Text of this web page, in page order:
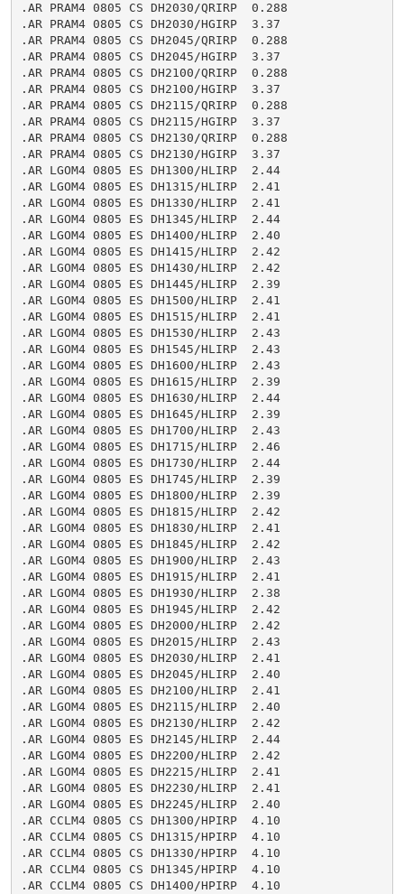
.AR PRAM4 0805 CS DH2030/QRIRP  0.288
.AR PRAM4 0805 CS DH2030/HGIRP  3.37
.AR PRAM4 0805 CS DH2045/QRIRP  0.288
.AR PRAM4 0805 CS DH2045/HGIRP  3.37
.AR PRAM4 0805 CS DH2100/QRIRP  0.288
.AR PRAM4 0805 CS DH2100/HGIRP  3.37
.AR PRAM4 0805 CS DH2115/QRIRP  0.288
.AR PRAM4 0805 CS DH2115/HGIRP  3.37
.AR PRAM4 0805 CS DH2130/QRIRP  0.288
.AR PRAM4 0805 CS DH2130/HGIRP  3.37
.AR LGOM4 0805 ES DH1300/HLIRP  2.44
.AR LGOM4 0805 ES DH1315/HLIRP  2.41
.AR LGOM4 0805 ES DH1330/HLIRP  2.41
.AR LGOM4 0805 ES DH1345/HLIRP  2.44
.AR LGOM4 0805 ES DH1400/HLIRP  2.40
.AR LGOM4 0805 ES DH1415/HLIRP  2.42
.AR LGOM4 0805 ES DH1430/HLIRP  2.42
.AR LGOM4 0805 ES DH1445/HLIRP  2.39
.AR LGOM4 0805 ES DH1500/HLIRP  2.41
.AR LGOM4 0805 ES DH1515/HLIRP  2.41
.AR LGOM4 0805 ES DH1530/HLIRP  2.43
.AR LGOM4 0805 ES DH1545/HLIRP  2.43
.AR LGOM4 0805 ES DH1600/HLIRP  2.43
.AR LGOM4 0805 ES DH1615/HLIRP  2.39
.AR LGOM4 0805 ES DH1630/HLIRP  2.44
.AR LGOM4 0805 ES DH1645/HLIRP  2.39
.AR LGOM4 0805 ES DH1700/HLIRP  2.43
.AR LGOM4 0805 ES DH1715/HLIRP  2.46
.AR LGOM4 0805 ES DH1730/HLIRP  2.44
.AR LGOM4 0805 ES DH1745/HLIRP  2.39
.AR LGOM4 0805 ES DH1800/HLIRP  2.39
.AR LGOM4 0805 ES DH1815/HLIRP  2.42
.AR LGOM4 0805 ES DH1830/HLIRP  2.41
.AR LGOM4 0805 ES DH1845/HLIRP  2.42
.AR LGOM4 0805 ES DH1900/HLIRP  2.43
.AR LGOM4 0805 ES DH1915/HLIRP  2.41
.AR LGOM4 0805 ES DH1930/HLIRP  2.38
.AR LGOM4 0805 ES DH1945/HLIRP  2.42
.AR LGOM4 0805 ES DH2000/HLIRP  2.42
.AR LGOM4 0805 ES DH2015/HLIRP  2.43
.AR LGOM4 0805 ES DH2030/HLIRP  2.41
.AR LGOM4 0805 ES DH2045/HLIRP  2.40
.AR LGOM4 0805 ES DH2100/HLIRP  2.41
.AR LGOM4 0805 ES DH2115/HLIRP  2.40
.AR LGOM4 0805 ES DH2130/HLIRP  2.42
.AR LGOM4 0805 ES DH2145/HLIRP  2.44
.AR LGOM4 0805 ES DH2200/HLIRP  2.42
.AR LGOM4 0805 ES DH2215/HLIRP  2.41
.AR LGOM4 0805 ES DH2230/HLIRP  2.41
.AR LGOM4 0805 ES DH2245/HLIRP  2.40
.AR CCLM4 0805 CS DH1300/HPIRP  4.10
.AR CCLM4 0805 CS DH1315/HPIRP  4.10
.AR CCLM4 0805 CS DH1330/HPIRP  4.10
.AR CCLM4 0805 CS DH1345/HPIRP  4.10
.AR CCLM4 0805 CS DH1400/HPIRP  4.10